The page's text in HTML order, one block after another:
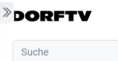
Skip to main content